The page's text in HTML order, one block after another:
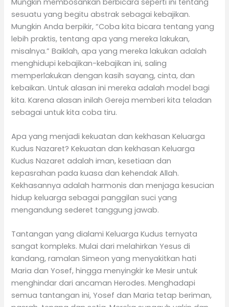
sesuatu yang begitu abstrak sebagai kebajikan.
Mungkin Anda berpikir, “Coba kita bicara tentang yang
lebih praktis, tentang apa yang mereka lakukan,
misalnya.” Baiklah, apa yang mereka lakukan adalah
menghidupi kebajikan-kebajikan ini, saling
memperlakukan dengan kasih sayang, cinta, dan
kebaikan. Untuk alasan ini mereka adalah model bagi
kita. Karena alasan inilah Gereja memberi kita teladan
sebagai untuk kita coba tiru.
Apa yang menjadi kekuatan dan kekhasan Keluarga
Kudus Nazaret? Kekuatan dan kekhasan Keluarga
Kudus Nazaret adalah iman, kesetiaan dan
kepasrahan pada kuasa dan kehendak Allah.
Kekhasannya adalah harmonis dan menjaga kesucian
hidup keluarga sebagai panggilan suci yang
mengandung sederet tanggung jawab.
Tantangan yang dialami Keluarga Kudus ternyata
sangat kompleks. Mulai dari melahirkan Yesus di
kandang, ramalan Simeon yang menyakitkan hati
Maria dan Yosef, hingga menyingkir ke Mesir untuk
menghindar dari ancaman Herodes. Menghadapi
semua tantangan ini, Yosef dan Maria tetap beriman,